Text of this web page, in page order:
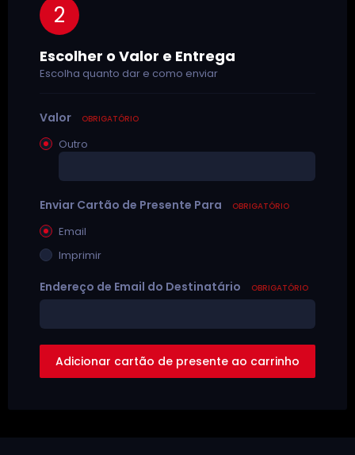
2
Escolher o Valor e Entrega
Escolha quanto dar e como enviar
Valor OBRIGATÓRIO
Outro
Enviar Cartão de Presente Para OBRIGATÓRIO
Email
Imprimir
Endereço de Email do Destinatário OBRIGATÓRIO
Adicionar cartão de presente ao carrinho